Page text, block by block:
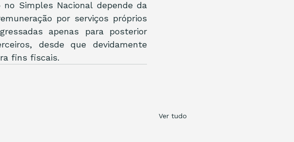
Simples Nacional depende da
por serviços próprios
apenas para posterior
desde que devidamente
fins fiscais.
Ver tudo